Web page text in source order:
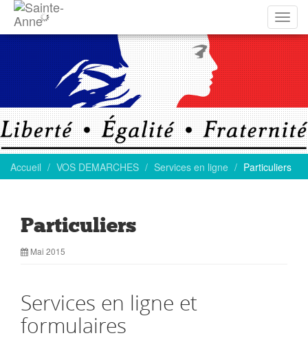
la
Accueil VOS DEMARCHES Services en ligne Particuliers
Particuliers
Mai 2015
Services en ligne et
formulaires